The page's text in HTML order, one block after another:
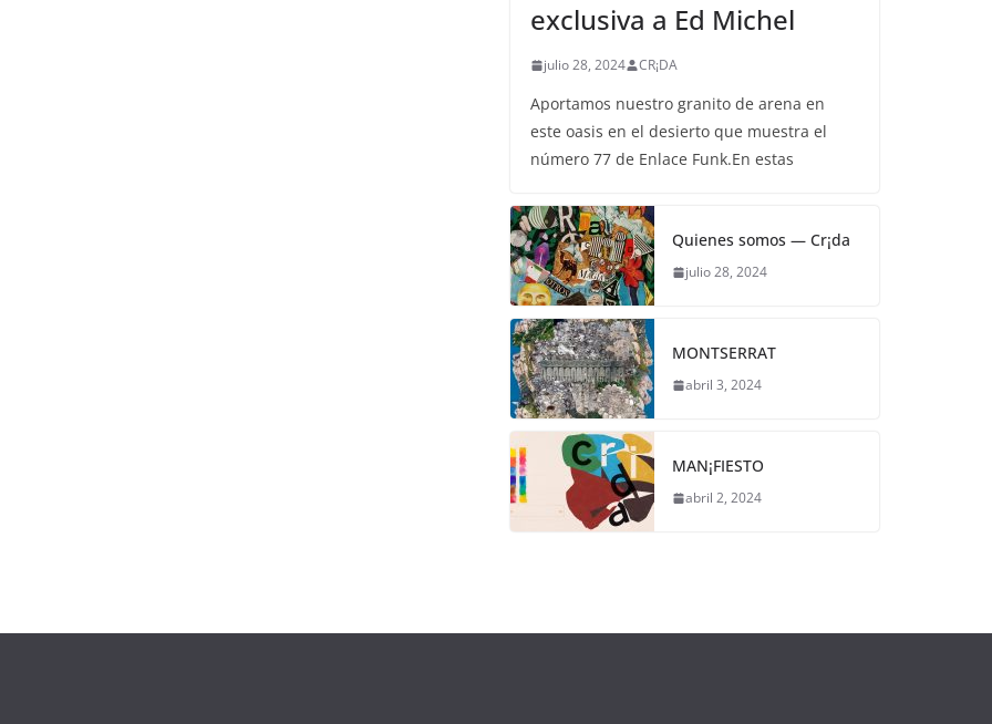
exclusiva a Ed Michel
julio 28, 2024 CR¡DA
Aportamos nuestro granito de arena en
este oasis en el desierto que muestra el
número 77 de Enlace Funk.En estas
Quienes somos — Cr¡da
julio 28, 2024
MONTSERRAT
abril 3, 2024
MAN¡FIESTO
abril 2, 2024